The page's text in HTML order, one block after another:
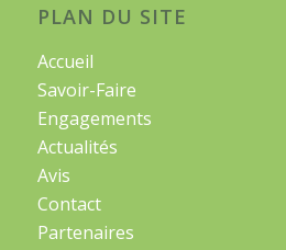
PLAN DU SITE
Accueil
Savoir-Faire
Engagements
Actualités
Avis
Contact
Partenaires